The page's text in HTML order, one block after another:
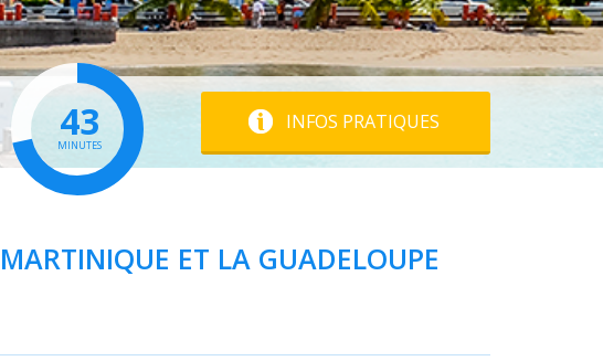
43
MINUTES
INFOS PRATIQUES
ET LA GUADELOUPE